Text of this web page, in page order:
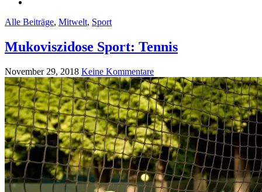
Alle Beiträge, Mitwelt, Sport
Mukoviszidose Sport: Tennis
November 29, 2018 Keine Kommentare